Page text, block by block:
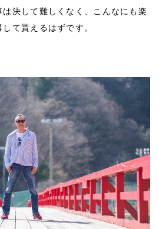
決して難しくなく、こんなにも楽
て貰えるはずです。